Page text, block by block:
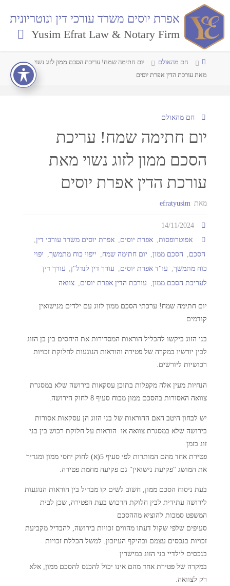
אפרת יוסים משרד עורכי דין ונוטריונית
Yusim Efrat Law & Notary Firm
חם מהאולם
יום חתימה שמח! עריכת הסכם ממון לזוג נשוי
מאת עורכת הדין אפרת יוסים
חם מהאולם
יום חתימה שמח! עריכת
הסכם ממון לזוג נשוי מאת
עורכת הדין אפרת יוסים
מאת efratyusim
14/11/2024
אפוטרופסות
אפרת יוסים אפרת יוסים משרד עורכי דין
הסכם
הסכם ממון, יום חתימה שמח ייפוי כוח מתמשך
יפוי
כוח מתמשך, עו"ד אפרת יוסים עורך דין לנדל"ן,
עורך דין
לעריכת הסכם ממון, עורכת הדין אפרת יוסים צוואה
יום חתימה שמח! ערכתי הסכם ממון לזוג עם ילדים מנישואין
קודמים.
בני הזוג ביקשו להכליל הוראות המסדירות את היחסים בין בן הזוג
לבין יורשיו במקרה של פטירה והוראות הנוגעות לחלוקת זכויות
רכושיות ליורשים.
הנחיות מעין אלה מקפלות בתוכן עסקאות בירושה שלא במסגרת
צוואה האסורות בהסכם ממון מכוח סעיף 8 לחוק הירושה.
יש לבחון היטב האם ההוראות של בני הזוג הן עסקאות אסורות
בירושה שלא במסגרת צוואה או הוראות על חלוקת רכוש בין בני
זוג בזמן
פטירת אחד מהם המותרות לפי סעיף 5(א) לחוק יחסי ממון ומגדיר
את המושג "פקיעת נישואין" גם פקיעה מחמת פטירה.
בעת ניסוח הסכם ממון, חשוב לשים קו מבדיל בין הוראות הנוגעות
לירושה עתידית לבין חלוקת הרכוש בעת הפטירה, שכן לבית
המשפט סמכות להוציא מההסכם
סעיפים שלפי שקול דעתו מהווים זכויות בירושה, להבדיל מקביעת
זכויות בנכסים עצמם ובהיקף העיזבון. למשל הכללת זכויות
בנכסים לילדיי בני הזוג במישרין
במקרה של פטירת אחד מהם אינו יכול להכנס להסכם ממון, אלא
רק לצוואה.